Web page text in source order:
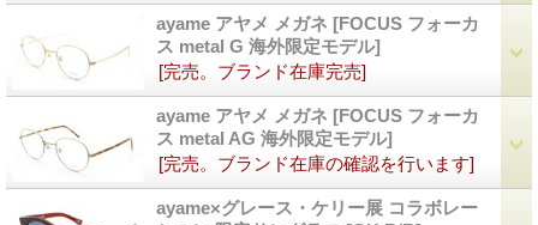
ayame アヤメ メガネ [FOCUS フォーカ
ス metal G 海外限定モデル]
[完売。ブランド在庫完売]
ayame アヤメ メガネ [FOCUS フォーカ
ス metal AG 海外限定モデル]
[完売。ブランド在庫の確認を行います]
ayame×グレース・ケリー展 コラボレー